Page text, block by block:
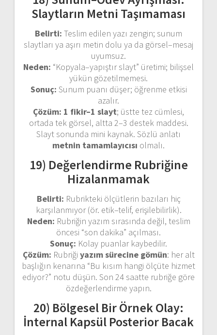
Slaytların Metni Taşımaması
Belirti: Teslim edilen yazı zengin; sunum
slaytları ya aşırı metin dolu ya da görsel–mesaj
uyumsuz.
Neden: “Kopyala–yapıştır slayt” üretimi; bilişsel
yükün gözetilmemesi.
Sonuç: Sunum puanı düşer; öğrenme etkisi
azalır.
Çözüm: 1 fikir–1 slayt; üstte tez cümlesi,
ortada tek görsel, altta 2–3 destek maddesi.
Slayt sonunda mini kaynak. Sözlü anlatı
metnin tamamlayıcısı olmalı.
19) Değerlendirme Rubriğine
Hizalanmamak
Belirti: Rubrikteki ölçütlerin bazıları hiç
karşılanmıyor (ör. etik–telif, erişilebilirlik).
Neden: Rubriğin yazım sırasında değil, teslim
öncesi “son dakika” açılması.
Sonuç: Kolay puanlar kaybedilir.
Çözüm: Rubriği yazım sürecine gömün: her alt
başlığın kenarına “Bu kısım hangi ölçüte hizmet
ediyor?” notu düşün. Son 24 saatte rubriğe göre
özdeğerlendirme yapın.
20) Bölgesel Bir Örnek Olay:
İnternal Kapsül Posterior Bacak